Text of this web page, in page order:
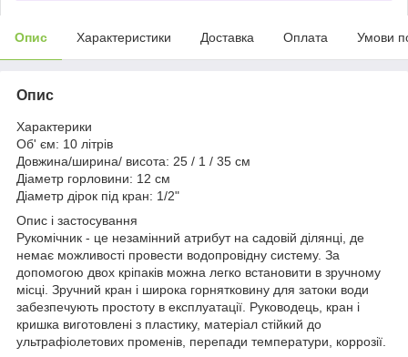
Опис Характеристики Доставка Оплата Умови
Опис
Характерики
Об' єм: 10 літрів
Довжина/ширина/ висота: 25 / 1 / 35 см
Діаметр горловини: 12 см
Діаметр дірок під кран: 1/2"
Опис і застосування
Рукомічник - це незамінний атрибут на садовій ділянці, де
немає можливості провести водопровідну систему. За
допомогою двох кріпаків можна легко встановити в зручному
місці. Зручний кран і широка горнятковину для затоки води
забезпечують простоту в експлуатації. Руководець, кран і
кришка виготовлені з пластику, матеріал стійкий до
ультрафіолетових променів, перепади температури, коррозії.